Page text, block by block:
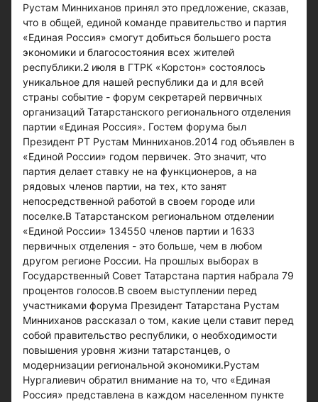
Рустам Минниханов принял это предложение, сказав,
что в общей, единой команде правительство и партия
«Единая Россия» смогут добиться большего роста
экономики и благосостояния всех жителей
республики.2 июля в ГТРК «Корстон» состоялось
уникальное для нашей республики да и для всей
страны событие - форум секретарей первичных
организаций Татарстанского регионального отделения
партии «Единая Россия». Гостем форума был
Президент РТ Рустам Минниханов.2014 год объявлен в
«Единой России» годом первичек. Это значит, что
партия делает ставку не на функционеров, а на
рядовых членов партии, на тех, кто занят
непосредственной работой в своем городе или
поселке.В Татарстанском региональном отделении
«Единой России» 134550 членов партии и 1633
первичных отделения - это больше, чем в любом
другом регионе России. На прошлых выборах в
Государственный Совет Татарстана партия набрала 79
процентов голосов.В своем выступлении перед
участниками форума Президент Татарстана Рустам
Минниханов рассказал о том, какие цели ставит перед
собой правительство республики, о необходимости
повышения уровня жизни татарстанцев, о
модернизации региональной экономики.Рустам
Нургалиевич обратил внимание на то, что «Единая
Россия» представлена в каждом населенном пункте